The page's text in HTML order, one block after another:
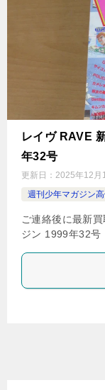
レイヴ RAVE
年32号
更新日： 2025年12月
週刊少年マガジン
ご連絡後に最新
ジン 1999年32号